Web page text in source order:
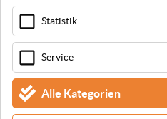
Abmessungen 155 mm
Gewicht
EAN
Statistik
Service
Alle Kategorien